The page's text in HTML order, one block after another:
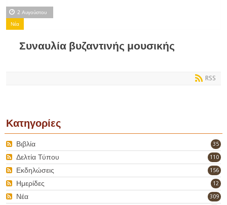
2 Αυγούστου
Νέα
Συναυλία βυζαντινής μουσικής
RSS
Κατηγορίες
35
Βιβλία
110
Δελτία Τύπου
156
Εκδηλώσεις
12
Ημερίδες
309
Νέα